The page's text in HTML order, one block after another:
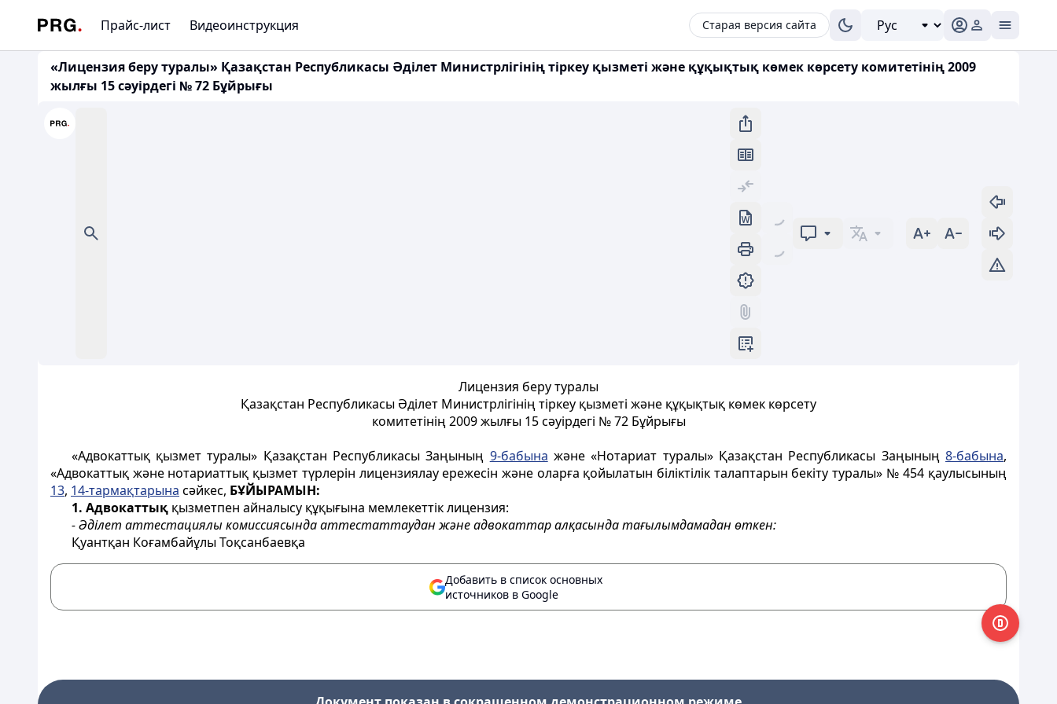
Прайс-лист Видеоинструкция Старая версия сайта
«Лицензия беру туралы» Қазақстан Республикасы Әділет Министрлігінің тіркеу қызметі және құқықтық көмек көрсету комитетінің 2009
жылғы 15 сәуірдегі № 72 Бұйрығы
Лицензия беру туралы
Қазақстан Республикасы Әділет Министрлігінің тіркеу қызметі және құқықтық көмек көрсету
комитетінің 2009 жылғы 15 сәуірдегі № 72 Бұйрығы
«Адвокаттық қызмет туралы» Қазақстан Республикасы Заңының 9-бабына және «Нотариат туралы» Қазақстан Республикасы Заңының8-бабына,
«Адвокаттық және нотариаттық қызмет түрлерін лицензиялау ережесін және оларға қойылатын біліктілік талаптарын бекіту туралы» № 454 қаулысының
13, 14-тармақтарына сәйкес, БҰЙЫРАМЫН:
1. Адвокаттыққызметпен айналысу құқығына мемлекеттік лицензия:
- Әділет аттестациялы комиссиясында аттестаттаудан және адвокаттар алқасында тағылымдамадан өткен:
Қуантқан Коғамбайұлы Тоқсанбаевқа
Добавить в список основных
источников в Google